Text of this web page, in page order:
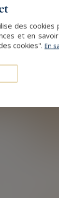
des
et en
cookies". En